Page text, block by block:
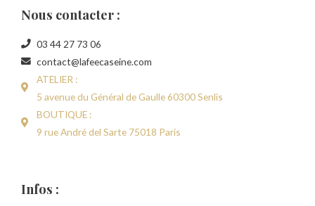
Nous contacter :
03 44 27 73 06
contact@lafeecaseine.com
ATELIER :
5 avenue du Général de Gaulle 60300 Senlis
BOUTIQUE :
9 rue André del Sarte 75018 Paris
Infos :